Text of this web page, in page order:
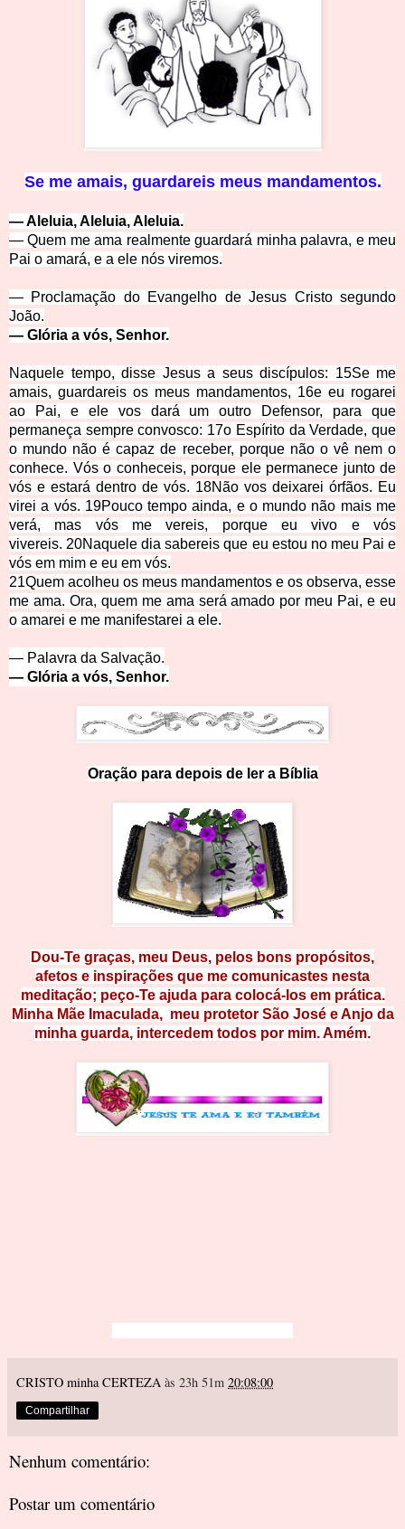
Se me amais, guardareis meus mandamentos.
—Aleluia, Aleluia, Aleluia.
—Quem me ama realmente guardará minha palavra, e meu
Pai o amará, e a ele nós viremos.
— Proclamação do Evangelho de Jesus Cristo segundo
João.
— Glória a vós, Senhor.
Naquele tempo, disse Jesus a seus discípulos: 15Se me
amais, guardareis os meus mandamentos, 16e eu rogarei
ao Pai, e ele vos dará um outro Defensor, para que
permaneça sempre convosco: 17o Espírito da Verdade, que
o mundo não é capaz de receber, porque não o vê nem o
conhece. Vós o conheceis, porque ele permanece junto de
vós e estará dentro de vós. 18Não vos deixarei órfãos. Eu
virei a vós. 19Pouco tempo ainda, e o mundo não mais me
verá, mas vós me vereis, porque eu vivo e vós
vivereis. 20Naquele dia sabereis que eu estou no meu Pai e
vós em mim e eu em vós.
21Quem acolheu os meus mandamentos e os observa, esse
me ama. Ora, quem me ama será amado por meu Pai, e eu
o amarei e me manifestarei a ele.
— Palavra da Salvação.
— Glória a vós, Senhor.
Oração para depois de er a Bíblia
Dou-Te graças, meu Deus, pelos bons propósitos,
afetos e inspirações que me comunicastes nesta
meditação; peço-Te ajuda para colocá-los em prática.
Minha Mãe Imaculada, meu protetor São José e Anjo da
minha guarda, intercedem todos por mim. Amém.
CRISTO minha CERTEZA às 23h 51m 20:08:00
Compartilhar
Nenhum comentário:
Postar um comentário